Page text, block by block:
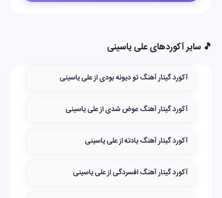
🎵 سایر آکوردهای علی یاسینی
آکورد گیتار آهنگ تو دیونه بودی از علی یاسینی
آکورد گیتار آهنگ عوض شدی از علی یاسینی
آکورد گیتار آهنگ یادته از علی یاسینی
آکورد گیتار آهنگ افسردگی از علی یاسینی